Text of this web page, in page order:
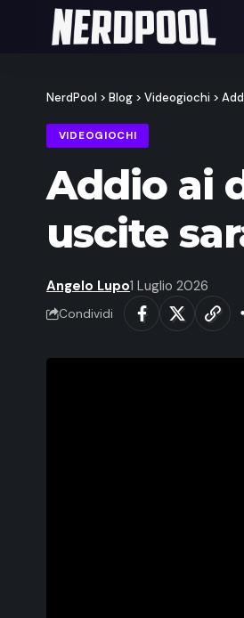
NerdPool > Blog > Videogiochi >
VIDEOGIOCHI
Addio ai
uscite
Angelo Lupo1 Luglio 2026
Condividi